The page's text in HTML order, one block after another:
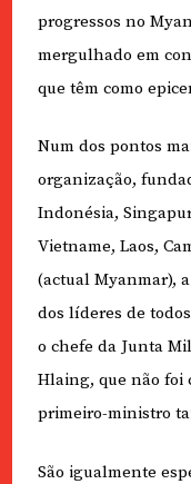
progressos no
mergulhado em
que têm como
Num dos pontos
organização,
Indonésia,
Vietname, Laos,
(actual Myanmar),
dos líderes de
o chefe da Junta
Hlaing, que não foi
primeiro-ministro
São igualmente